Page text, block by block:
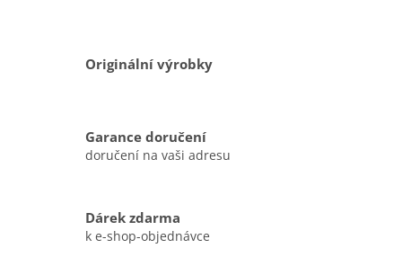
Originální výrobky
Garance doručení
doručení na vaši adresu
Dárek zdarma
k e-shop-objednávce